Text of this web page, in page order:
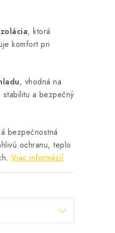
, ktorá
komfort pri
, vhodná na
a bezpečný
bezpečnostná
ochranu, teplo
Viac informácií